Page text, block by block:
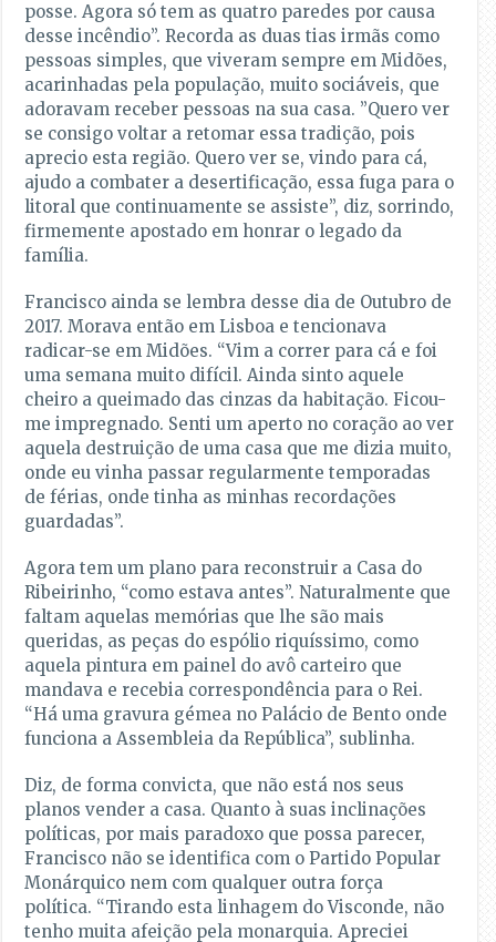
posse. Agora só tem as quatro paredes por causa
desse incêndio”. Recorda as duas tias irmãs como
pessoas simples, que viveram sempre em Midões,
acarinhadas pela população, muito sociáveis, que
adoravam receber pessoas na sua casa. ”Quero ver
se consigo voltar a retomar essa tradição, pois
aprecio esta região. Quero ver se, vindo para cá,
ajudo a combater a desertificação, essa fuga para o
litoral que continuamente se assiste”, diz, sorrindo,
firmemente apostado em honrar o legado da
família.
Francisco ainda se lembra desse dia de Outubro de
2017. Morava então em Lisboa e tencionava
radicar-se em Midões. “Vim a correr para cá e foi
uma semana muito difícil. Ainda sinto aquele
cheiro a queimado das cinzas da habitação. Ficou-
me impregnado. Senti um aperto no coração ao ver
aquela destruição de uma casa que me dizia muito,
onde eu vinha passar regularmente temporadas
de férias, onde tinha as minhas recordações
guardadas”.
Agora tem um plano para reconstruir a Casa do
Ribeirinho, “como estava antes”. Naturalmente que
faltam aquelas memórias que lhe são mais
queridas, as peças do espólio riquíssimo, como
aquela pintura em painel do avô carteiro que
mandava e recebia correspondência para o Rei.
“Há uma gravura gémea no Palácio de Bento onde
funciona a Assembleia da República”, sublinha.
Diz, de forma convicta, que não está nos seus
planos vender a casa. Quanto à suas inclinações
políticas, por mais paradoxo que possa parecer,
Francisco não se identifica com o Partido Popular
Monárquico nem com qualquer outra força
política. “Tirando esta linhagem do Visconde, não
tenho muita afeição pela monarquia. Apreciei